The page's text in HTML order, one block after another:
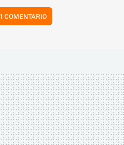
1 COMENTARIO